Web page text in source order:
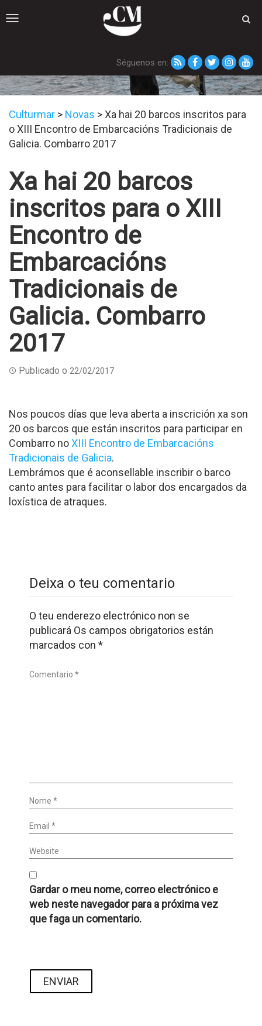
Toggle
Séguenos en:
Novas
Culturmar > Novas >Xa hai 20 barcos inscritos para
o XIII Encontro de Embarcacións Tradicionais de
Galicia. Combarro 2017
Xa hai 20 barcos
inscritos para o XIII
Encontro de
Embarcacións
Tradicionais de
Galicia. Combarro
2017
Publicado o 22/02/2017
Nos poucos días que leva aberta a inscrición xa son
20 os barcos que están inscritos para participar en
Combarro noXIII Encontro de Embarcacións
Tradicionais de Galicia.
Lembrámos que é aconsellable inscribir o barco
canto antes para facilitar o labor dos encargados da
loxística de atraques.
Deixa o teu comentario
O teu enderezo electrónico non se
publicará Os campos obrigatorios están
marcados con *
Comentario *
Nome *
Email *
Website
Gardar o meu nome, correo electrónico e
web neste navegador para a próxima vez
que faga un comentario.